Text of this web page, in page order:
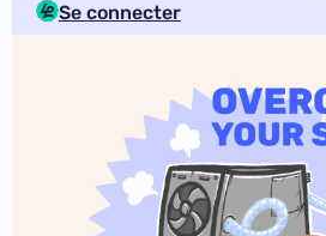
Se connecter